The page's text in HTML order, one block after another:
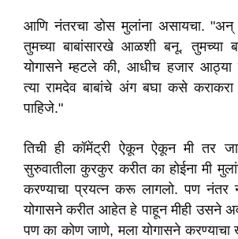
आणि नंतरचा डोस मुलांना असायचा. "अन्
तुमच्या बाबांसारखे आळशी बनू. तुमच्या
योगासने म्हटले की, आधीच हजार आठ्या
त्या रामदेव बाबांचे अंग बघा कसे
पाहिजे."
तिची ही कॉमेंट्री ऐकून ऐकून मी तर
सुरुवातीला कुरकुर करीत का होईना मी
करण्याचा प्रयत्न करू लागलो. पण नंतर
योगासने करीत आहेत हे पाहून मीही उसने
पण का कोण जाणे, मला योगासने करण्याचा